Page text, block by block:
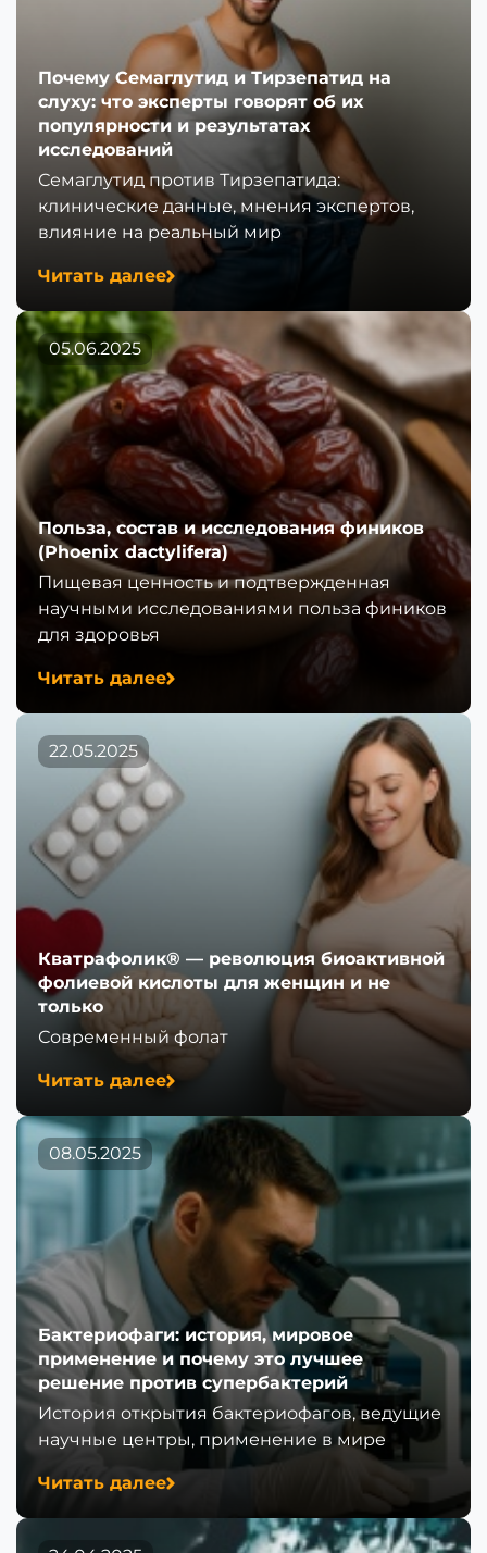
Почему Семаглутид и Тирзепатид на
слуху: что эксперты говорят об их
популярности и результатах
исследований
Семаглутид против Тирзепатида:
клинические данные, мнения экспертов,
влияние на реальный мир
Читать далее
05.06.2025
Польза, состав и исследования фиников
(Phoenix dactylifera)
Пищевая ценность и подтвержденная
научными исследованиями польза фиников
для здоровья
Читать далее
22.05.2025
Кватрафолик® — революция биоактивной
фолиевой кислоты для женщин и не
только
Современный фолат
Читать далее
08.05.2025
Бактериофаги: история, мировое
применение и почему это лучшее
решение против супербактерий
История открытия бактериофагов, ведущие
научные центры, применение в мире
Читать далее